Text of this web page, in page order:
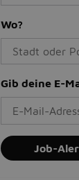
Wo?
Gib deine E-
Job-